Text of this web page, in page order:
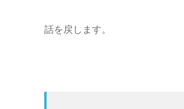
話を戻します。